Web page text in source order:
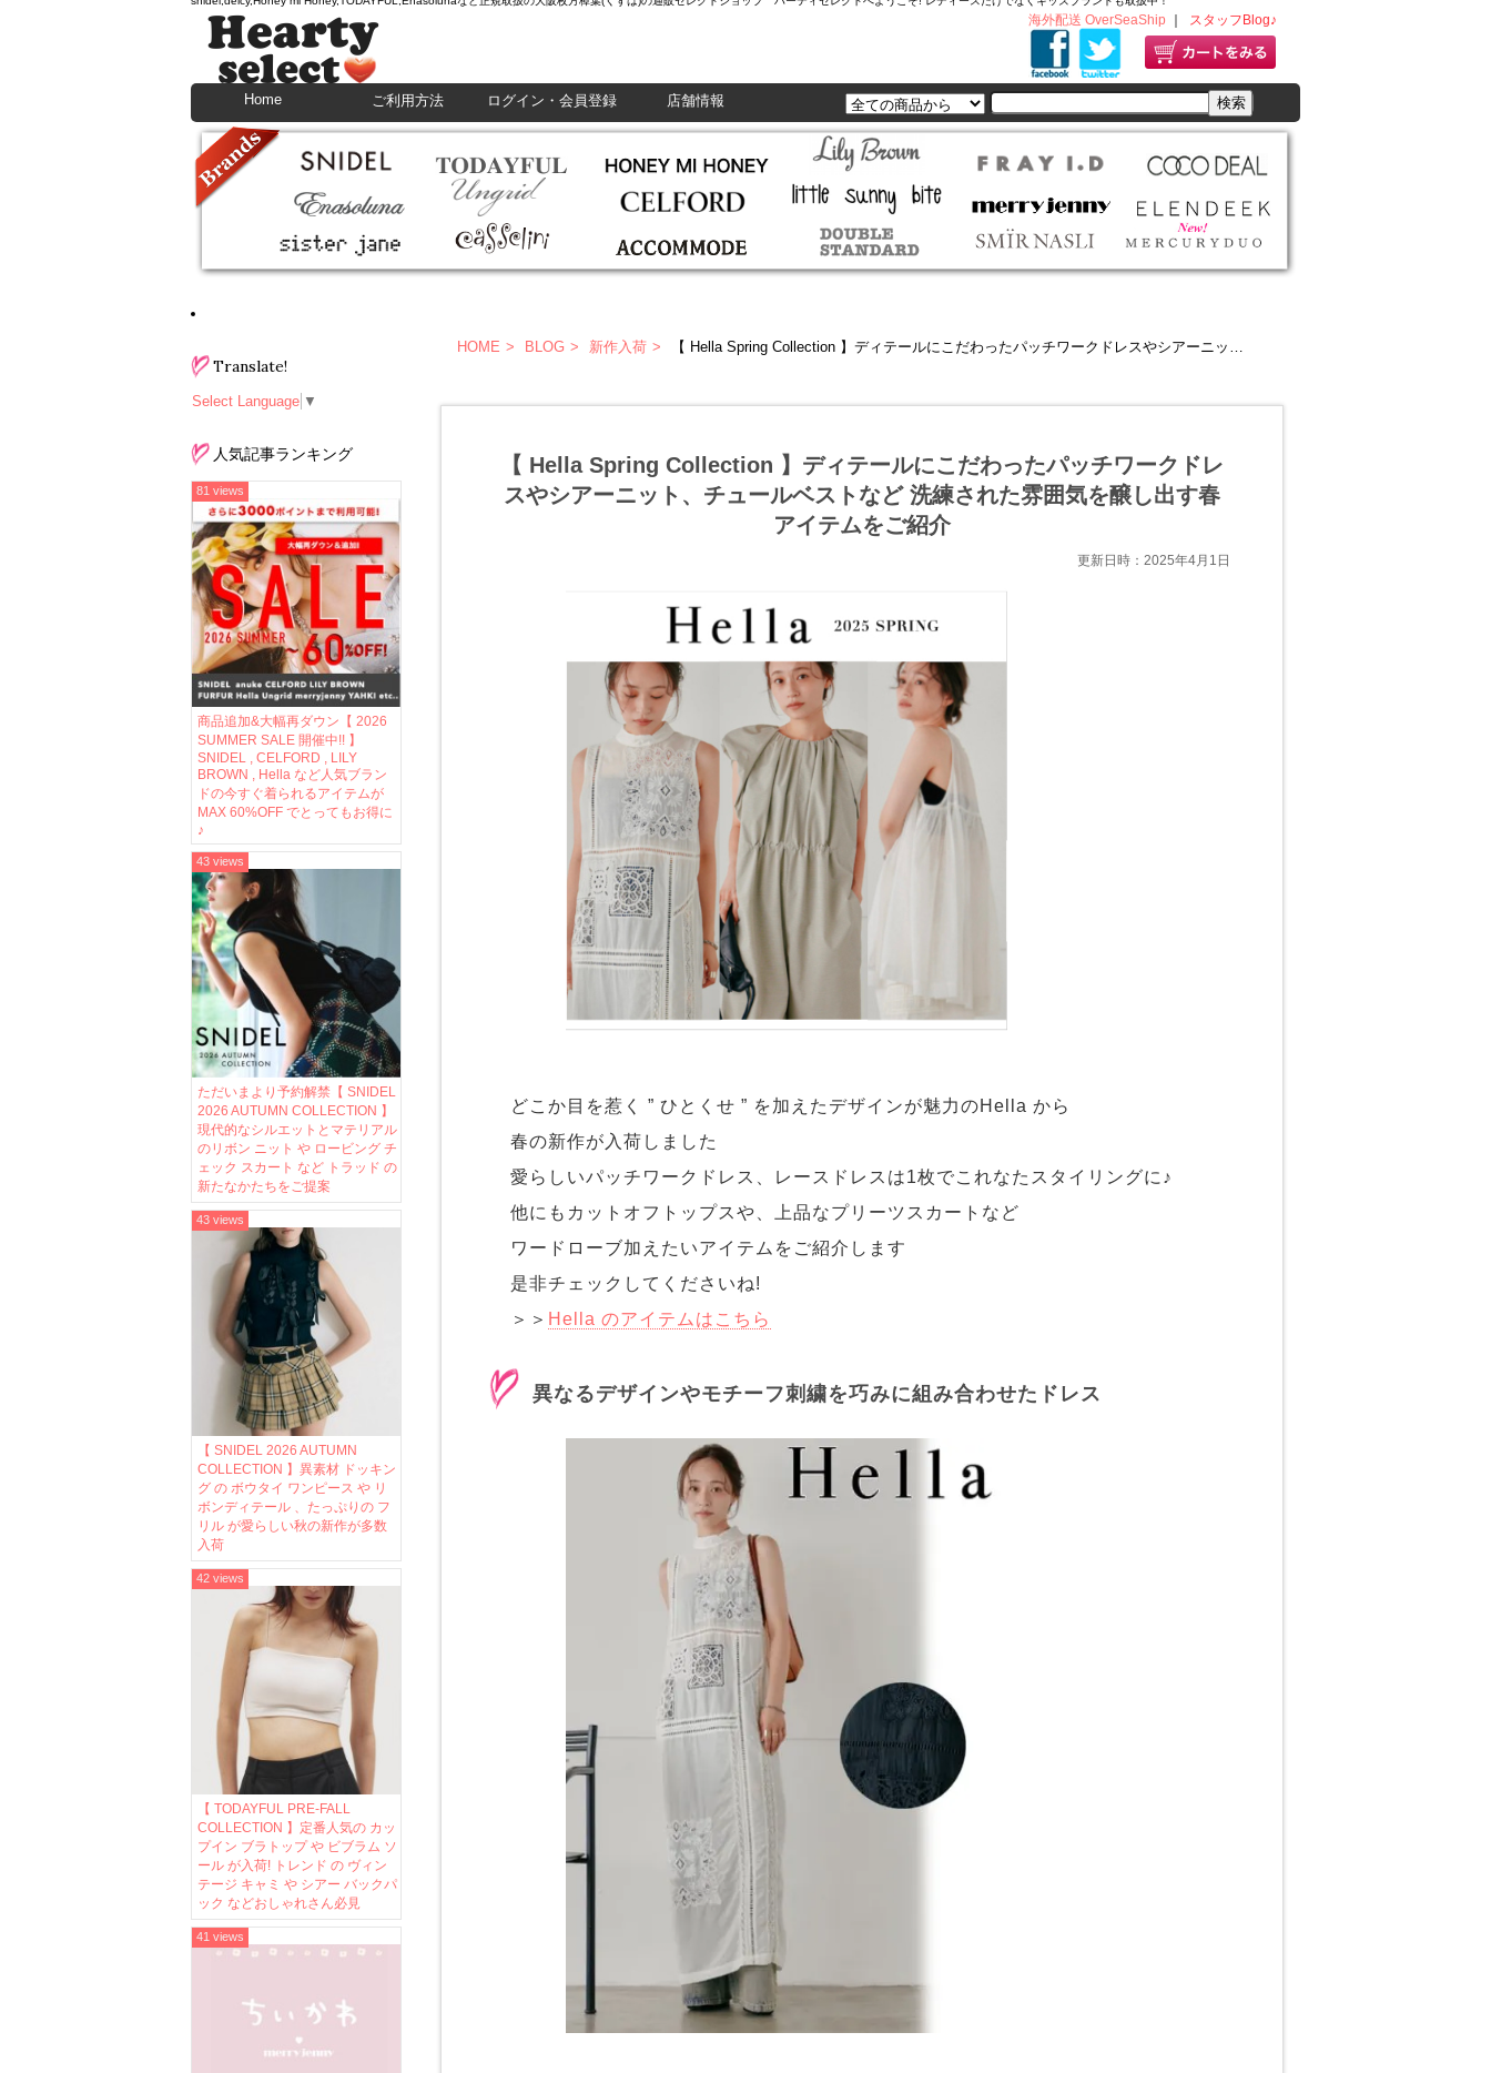
海外配送 OverSeaShip スタッフBlog♪
Home ご利用方法 ログイン・会員登録 店舗情報
Translate!
Select Language ▼
人気記事ランキング
商品追加&大幅再ダウン【 2026
SUMMER SALE 開催中!! 】
SNIDEL , CELFORD , LILY
BROWN , Hella など人気ブラン
ドの今すぐ着られるアイテムが
MAX 60%OFF でとってもお得に
♪
81 views
ただいまより予約解禁【 SNIDEL
2026 AUTUMN COLLECTION 】
現代的なシルエットとマテリアル
のリボン ニット や ロービング チ
ェック スカート など トラッド の
新たなかたちをご提案
43 views
【 SNIDEL 2026 AUTUMN
COLLECTION 】異素材 ドッキン
グ の ボウタイ ワンピース や リ
ボンディテール 、たっぷりの フ
リル が愛らしい秋の新作が多数
入荷
43 views
【 TODAYFUL PRE-FALL
COLLECTION 】定番人気の カッ
プイン ブラトップ や ビブラム ソ
ール が入荷! トレンド の ヴィン
テージ キャミ や シアー バックパ
ック などおしゃれさん必見
42 views
41 views
HOME BLOG 新作入荷 【 Hella Spring Collection 】ディテールにこだわったパッチワークドレスやシアーニット、チュールベストなど 洗練された雰囲気を醸し出す春アイテムをご紹介
【 Hella Spring Collection 】ディテールにこだわったパッチワークドレ
スやシアーニット、チュールベストなど 洗練された雰囲気を醸し出す春
アイテムをご紹介
更新日時：2025年4月1日
どこか目を惹く ” ひとくせ ” を加えたデザインが魅力のHella から
春の新作が入荷しました
愛らしいパッチワークドレス、レースドレスは1枚でこれなたスタイリングに♪
他にもカットオフトップスや、上品なプリーツスカートなど
ワードローブ加えたいアイテムをご紹介します
是非チェックしてくださいね!
＞＞ Hella のアイテムはこちら
異なるデザインやモチーフ刺繍を巧みに組み合わせたドレス